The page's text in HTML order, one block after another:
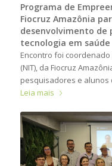
Programa de
Fiocruz Amazônia
desenvolvimento de
tecnologia em saúde
Encontro foi
(NIT), da Fiocruz
pesquisadores e alunos
Leia mais